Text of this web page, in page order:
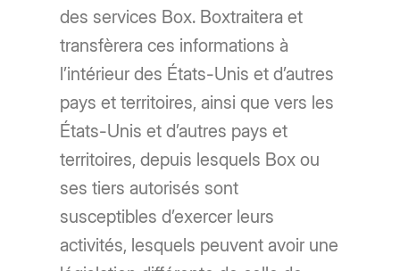
des services Box. Boxtraitera et
transfèrera ces informations à
l’intérieur des États-Unis et d’autres
pays et territoires, ainsi que vers les
États-Unis et d’autres pays et
territoires, depuis lesquels Box ou
ses tiers autorisés sont
susceptibles d’exercer leurs
activités, lesquels peuvent avoir une